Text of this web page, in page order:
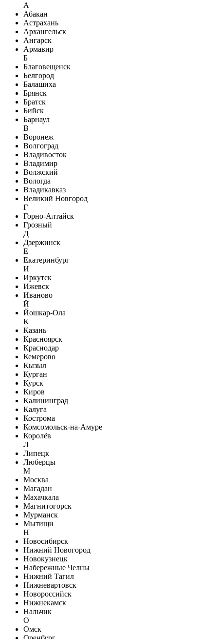
А
Абакан
Астрахань
Архангельск
Ангарск
Армавир
Б
Благовещенск
Белгород
Балашиха
Брянск
Братск
Бийск
Барнаул
В
Воронеж
Волгоград
Владивосток
Владимир
Волжский
Вологда
Владикавказ
Великий Новгород
Г
Горно-Алтайск
Грозный
Д
Дзержинск
Е
Екатеринбург
И
Иркутск
Ижевск
Иваново
Й
Йошкар-Ола
К
Казань
Красноярск
Краснодар
Кемерово
Кызыл
Курган
Курск
Киров
Калининград
Калуга
Кострома
Комсомольск-на-Амуре
Королёв
Л
Липецк
Люберцы
М
Москва
Магадан
Махачкала
Магнитогорск
Мурманск
Мытищи
Н
Новосибирск
Нижний Новогород
Новокузнецк
Набережные Челны
Нижний Тагил
Нижневартовск
Новороссийск
Нижнекамск
Нальчик
О
Омск